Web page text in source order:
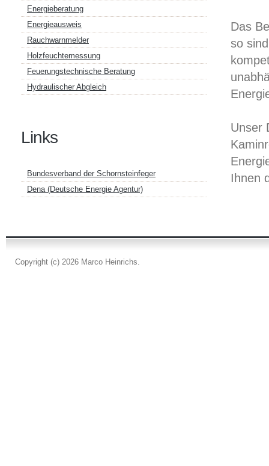
Das
so
Unser
Ihnen
Energieberatung
Energieausweis
Rauchwarnmelder
Holzfeuchtemessung
Feuerungstechnische Beratung
Hydraulischer Abgleich
Links
Bundesverband der Schornsteinfeger
Dena (Deutsche Energie Agentur)
Copyright (c) 2026 Marco Heinrichs.